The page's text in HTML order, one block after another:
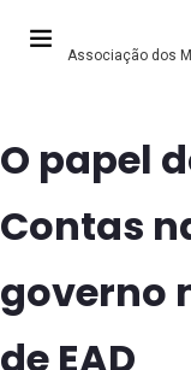
Associação dos
O papel
Contas
governo
de EAD